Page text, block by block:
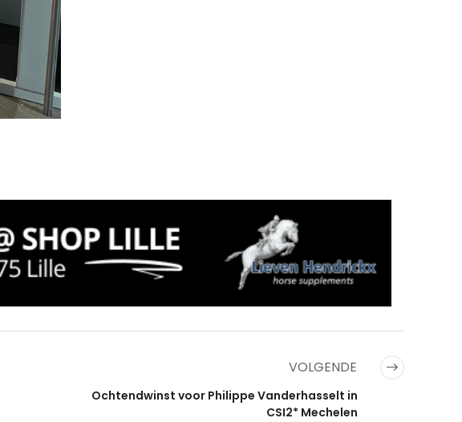
VOLGENDE
Ochtendwinst voor Philippe Vanderhasselt in
CSI2* Mechelen